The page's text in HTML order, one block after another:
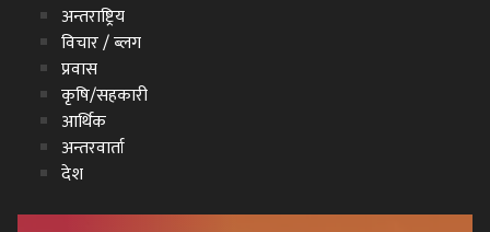
अन्तराष्ट्रिय
विचार / ब्लग
प्रवास
कृषि/सहकारी
आर्थिक
अन्तरवार्ता
देश